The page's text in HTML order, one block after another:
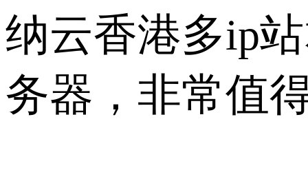
纳云香港多ip
务器，非常值